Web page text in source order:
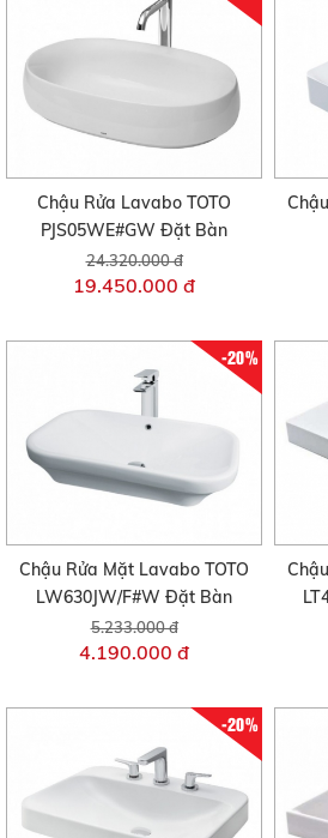
Chậu Rửa Lavabo TOTO
PJS05WE#GW Đặt Bàn
24.320.000 đ
19.450.000 đ
-20%
Chậu Rửa Mặt Lavabo TOTO
LW630JW/F#W Đặt Bàn
5.233.000 đ
4.190.000 đ
-20%